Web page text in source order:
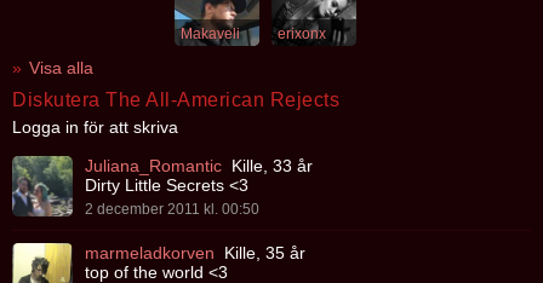
Makaveli erixonx
Visa alla
Diskutera The All-American Rejects
Logga in för att skriva
Juliana_Romantic Kille, 33 år
Dirty Little Secrets <3
2 december 2011 kl. 00:50
marmeladkorven
Kille, 35 år
top of the world <3